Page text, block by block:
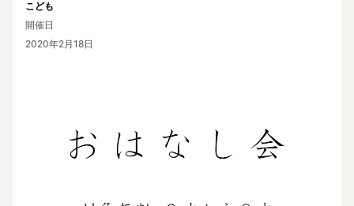
こども
開催日
2020年2月18日